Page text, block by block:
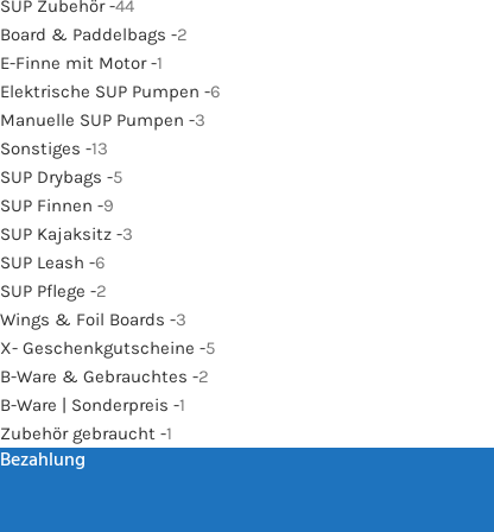
SUP Zubehör -44
Board & Paddelbags -2
E-Finne mit Motor -1
Elektrische SUP Pumpen -6
Manuelle SUP Pumpen -3
Sonstiges -13
SUP Drybags -5
SUP Finnen -9
SUP Kajaksitz -3
SUP Leash -6
SUP Pflege -2
Wings & Foil Boards -3
X- Geschenkgutscheine -5
B-Ware & Gebrauchtes -2
B-Ware | Sonderpreis -1
Zubehör gebraucht -1
Bezahlung